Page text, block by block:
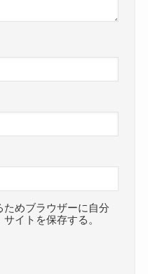
めブラウザーに自分
イトを保存する。